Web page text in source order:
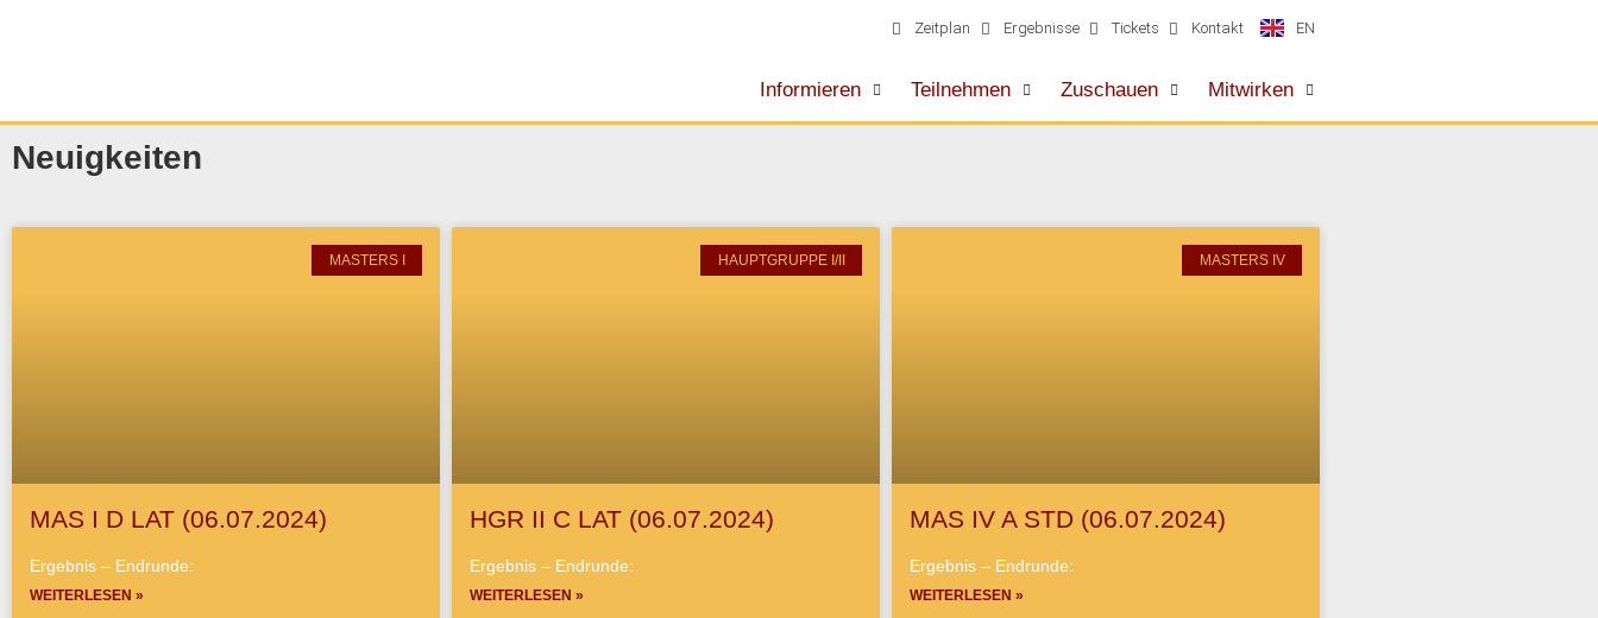
Zeitplan Ergebnisse Tickets Kontakt EN
Informieren Teilnehmen Zuschauen Mitwirken
Neuigkeiten
MASTERS I
MAS I D LAT (06.07.2024)
Ergebnis – Endrunde:
WEITERLESEN »
HAUPTGRUPPE I/II
HGR II C LAT (06.07.2024)
Ergebnis – Endrunde:
WEITERLESEN »
MASTERS IV
MAS IV A STD (06.07.2024)
Ergebnis – Endrunde:
WEITERLESEN »